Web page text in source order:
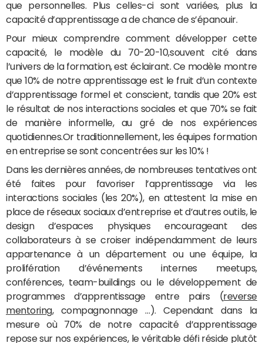
que personnelles. Plus celles-ci sont variées, plus la
capacité d’apprentissage a de chance de s’épanouir.
Pour mieux comprendre comment développer cette
capacité, le modèle du 70-20-10,souvent cité dans
l’univers de la formation, est éclairant. Ce modèle montre
que 10% de notre apprentissage est le fruit d’un contexte
d’apprentissage formel et conscient, tandis que 20% est
le résultat de nos interactions sociales et que 70% se fait
de manière informelle, au gré de nos expériences
quotidiennes.Or traditionnellement, les équipes formation
en entreprise se sont concentrées sur les 10% !
Dans les dernières années, de nombreuses tentatives ont
été faites pour favoriser l’apprentissage via les
interactions sociales (les 20%), en attestent la mise en
place de réseaux sociaux d’entreprise et d’autres outils, le
design d’espaces physiques encourageant des
collaborateurs à se croiser indépendamment de leurs
appartenance à un département ou une équipe, la
prolifération d’événements internes meetups,
conférences, team-buildings ou le développement de
programmes d’apprentissage entre pairs (reverse
mentoring, compagnonnage …). Cependant dans la
mesure où 70% de notre capacité d’apprentissage
repose sur nos expériences, le véritable défi réside plutôt